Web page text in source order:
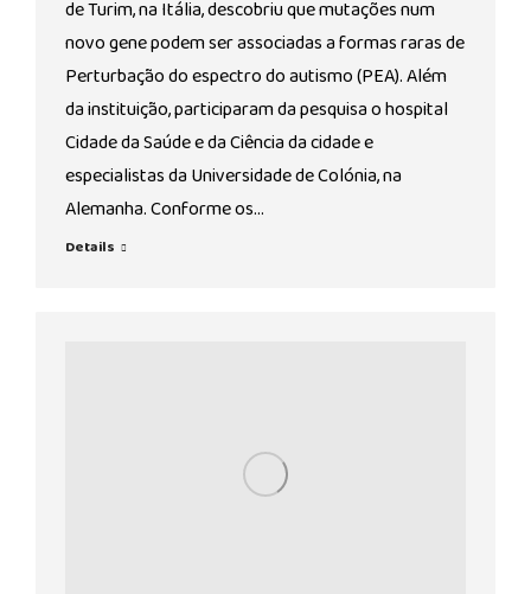
de Turim, na Itália, descobriu que mutações num
novo gene podem ser associadas a formas raras de
Perturbação do espectro do autismo (PEA). Além
da instituição, participaram da pesquisa o hospital
Cidade da Saúde e da Ciência da cidade e
especialistas da Universidade de Colónia, na
Alemanha. Conforme os…
Details